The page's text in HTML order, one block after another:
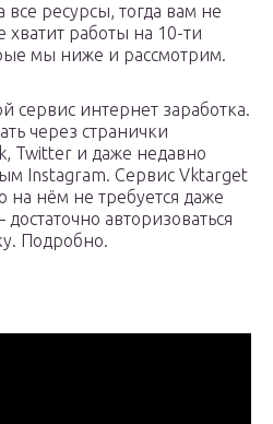
все ресурсы, тогда вам не
хватит работы на 10-ти
мы ниже и рассмотрим.
сервис интернет заработка.
через странички
Twitter и даже недавно
Instagram. Сервис Vktarget
на нём не требуется даже
достаточно авторизоваться
Подробно.